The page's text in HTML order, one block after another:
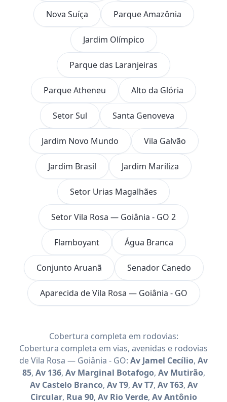
Nova Suíça Parque Amazônia
Jardim Olímpico
Parque das Laranjeiras
Parque Atheneu Alto da Glória
Setor Sul Santa Genoveva
Jardim Novo Mundo Vila Galvão
Jardim Brasil Jardim Mariliza
Setor Urias Magalhães
Setor Vila Rosa — Goiânia - GO 2
Flamboyant Água Branca
Conjunto Aruanã Senador Canedo
Aparecida de Vila Rosa — Goiânia - GO
Cobertura completa em rodovias:
Cobertura completa em vias, avenidas e rodovias
de Vila Rosa — Goiânia - GO: Av Jamel Cecílio, Av
85, Av 136, Av Marginal Botafogo, Av Mutirão,
Av Castelo Branco, Av T9, Av T7, Av T63, Av
Circular, Rua 90, Av Rio Verde, Av Antônio